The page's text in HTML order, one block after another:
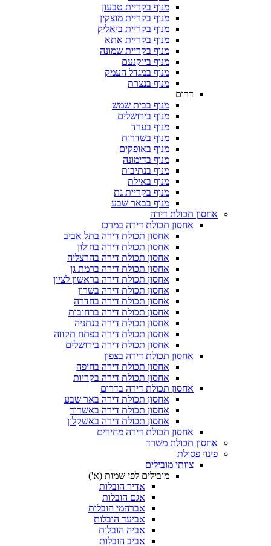
מנוף בקריית טבעון
מנוף בקריית מוצקין
מנוף בקריית ביאליק
מנוף בקריית אתא
מנוף בקריית שמונה
מנוף ביוקנעם
מנוף במגדל העמק
מנוף בנצרת
דרום
מנוף בבית שמש
מנוף בירושלים
מנוף בערד
מנוף בשדרות
מנוף באופקים
מנוף בדימונה
מנוף בנתיבות
מנוף באילת
מנוף בקריית גת
מנוף בבאר שבע
אחסון תכולת דירה
אחסון תכולת דירה במרכז
אחסון תכולת דירה בתל אביב
אחסון תכולת דירה בחולון
אחסון תכולת דירה בהרצליה
אחסון תכולת דירה ברמת גן
אחסון תכולת דירה בראשון לציון
אחסון תכולת דירה בשרון
אחסון תכולת דירה בחדרה
אחסון תכולת דירה ברחובות
אחסון תכולת דירה בנתניה
אחסון תכולת דירה בפתח תקווה
אחסון תכולת דירה בירושלים
אחסון תכולת דירה בצפון
אחסון תכולת דירה בחיפה
אחסון תכולת דירה בקריות
אחסון תכולת דירה בדרום
אחסון תכולת דירה באר שבע
אחסון תכולת דירה באשדוד
אחסון תכולת דירה באשקלון
אחסון תכולת דירה מחירים
אחסון תכולת משרד
פינוי פסולת
צוותי מובילים
מובילים לפי שמות (א')
אדיר הובלות
אגם הובלות
אברהמי הובלות
אביעד הובלות
אביה הובלות
אביב הובלות